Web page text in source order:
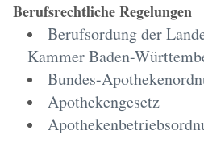
Berufsrechtliche Regelungen
Berufsordung der
Kammer Baden-
Bundes-
Apothekengesetz